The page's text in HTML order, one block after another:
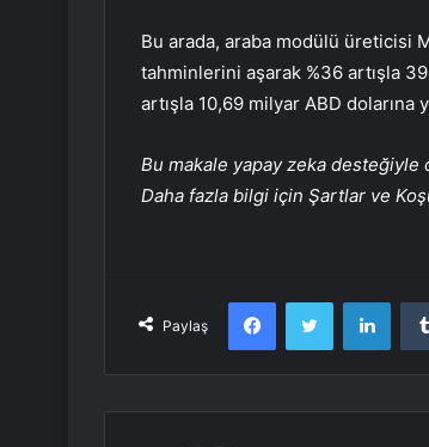
Bu arada, araba modülü üreticisi
tahminlerini aşarak %36 artışla
artışla 10,69 milyar ABD
Bu makale yapay zeka
Daha fazla bilgi için Şartlar ve
Paylaş
FacebookTwitter